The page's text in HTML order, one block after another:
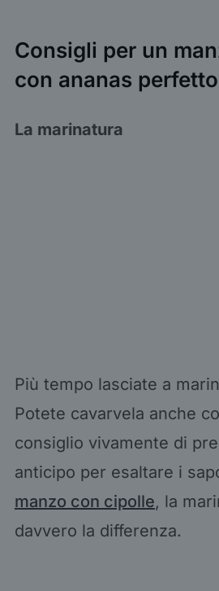
Consigli per un
con ananas
La marinatura
Più tempo lasciate a
Potete cavarvela anche
consiglio vivamente di
anticipo per esaltare i
manzo con cipolle, la
davvero la differenza.